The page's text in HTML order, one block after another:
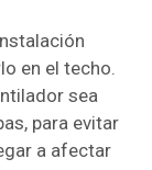
en el techo.
sea
para evitar
a afectar